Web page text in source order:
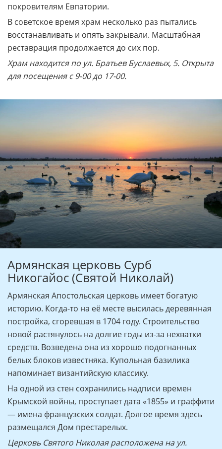
покровителям Евпатории.
В советское время храм несколько раз пытались
восстанавливать и опять закрывали. Масштабная
реставрация продолжается до сих пор.
Храм находится по ул. Братьев Буслаевых, 5. Открыта
для посещения с 9-00 до 17-00.
Армянская церковь Сурб
Никогайос (Святой Николай)
Армянская Апостольская церковь имеет богатую
историю. Когда-то на её месте высилась деревянная
постройка, сгоревшая в 1704 году. Строительство
новой растянулось на долгие годы из-за нехватки
средств. Возведена она из хорошо подогнанных
белых блоков известняка. Купольная базилика
напоминает византийскую классику.
На одной из стен сохранились надписи времен
Крымской войны, проступает дата «1855» и граффити
— имена французских солдат. Долгое время здесь
размещался Дом престарелых.
Церковь Святого Николая расположена на ул.